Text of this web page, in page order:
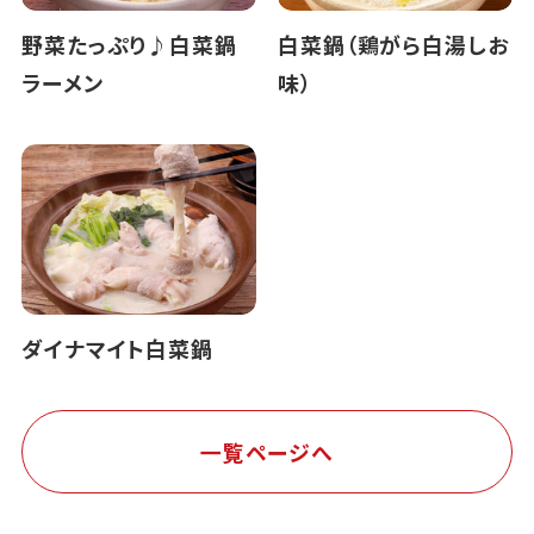
野菜たっぷり♪白菜鍋
ラーメン
白菜鍋（鶏がら白湯しお
味）
ダイナマイト白菜鍋
一覧ページへ